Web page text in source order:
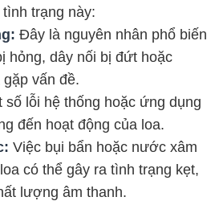
trạng này:
Đây là nguyên nhân phổ biến
hỏng, dây nối bị đứt hoặc
vấn đề.
số lỗi hệ thống hoặc ứng dụng
đến hoạt động của loa.
Việc bụi bẩn hoặc nước xâm
có thể gây ra tình trạng kẹt,
lượng âm thanh.